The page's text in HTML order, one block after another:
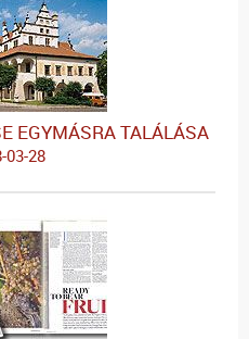
EGYMÁSRA TALÁLÁSA
03-28